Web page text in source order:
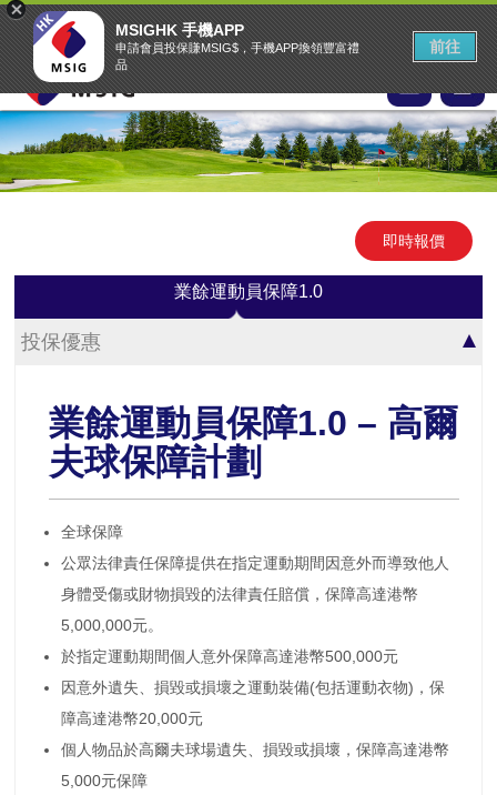
MSIG網上投保網站 MSIG首頁 EASY Claims 中文 ▾
即時報價
業餘運動員保障1.0
投保優惠
業餘運動員保障1.0 – 高爾
夫球保障計劃
全球保障
公眾法律責任保障提供在指定運動期間因意外而導致他人
身體受傷或財物損毀的法律責任賠償，保障高達港幣
5,000,000元。
於指定運動期間個人意外保障高達港幣500,000元
因意外遺失、損毀或損壞之運動裝備(包括運動衣物)，保
障高達港幣20,000元
個人物品於高爾夫球場遺失、損毀或損壞，保障高達港幣
5,000元保障
MSIGHK 手機APP
申請會員投保賺MSIG$，手機APP換領豐富禮
品
前往